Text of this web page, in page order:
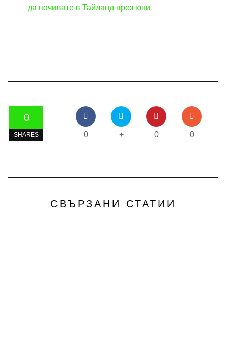
да почивате в Тайланд през юни
0
SHARES 0 + 0 0
СВЪРЗАНИ СТАТИИ